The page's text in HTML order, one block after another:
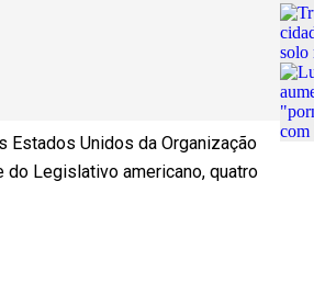
Estados Unidos da Organização
do Legislativo americano, quatro